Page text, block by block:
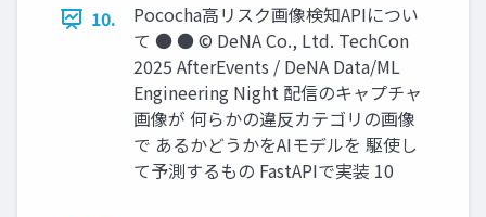
10.
Pococha高リスク画像検知APIについ
て ● ● © DeNA Co., Ltd. TechCon
2025 AfterEvents / DeNA Data/ML
Engineering Night 配信のキャプチャ
画像が 何らかの違反カテゴリの画像
で あるかどうかをAIモデルを 駆使し
て予測するもの FastAPIで実装 10